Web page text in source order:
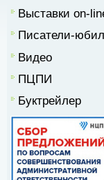
Выставки on-
Писатели-
Видео
ПЦПИ
Буктрейлер